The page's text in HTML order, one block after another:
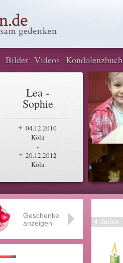
Bilder Videos Kondolenzbuch
Lea -
Sophie
04.12.2010
Köln
-
20.12.2012
Köln
Zurück
Geschenke
anzeigen